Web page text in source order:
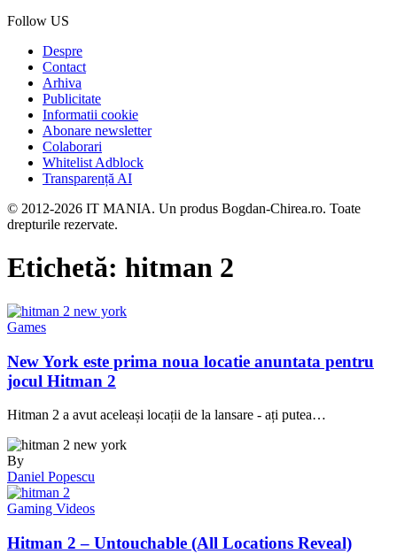
Follow US
Despre
Contact
Arhiva
Publicitate
Informatii cookie
Abonare newsletter
Colaborari
Whitelist Adblock
Transparență AI
© 2012-2026 IT MANIA. Un produs Bogdan-Chirea.ro. Toate
drepturile rezervate.
Etichetă: hitman 2
Games
New York este prima noua locatie anuntata pentru
jocul Hitman 2
Hitman 2 a avut aceleași locații de la lansare - ați putea…
By
Daniel Popescu
Gaming Videos
Hitman 2 – Untouchable (All Locations Reveal)